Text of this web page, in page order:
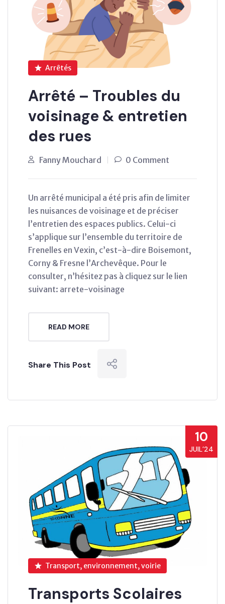
Arrêtés
Arrêté – Troubles du
voisinage & entretien
des rues
Fanny Mouchard 0 Comment
Un arrêté municipal a été pris afin de limiter
les nuisances de voisinage et de préciser
l’entretien des espaces publics. Celui-ci
s’applique sur l’ensemble du territoire de
Frenelles en Vexin, c’est-à-dire Boisemont,
Corny & Fresne l’Archevêque. Pour le
consulter, n’hésitez pas à cliquez sur le lien
suivant: arrete-voisinage
READ MORE
Share This Post
10
JUIL’24
Transport, environnement, voirie
Transports Scolaires